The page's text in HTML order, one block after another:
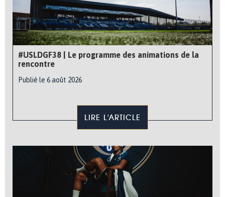
#USLDGF38 | Le programme des animations de la
rencontre
Publié le 6 août 2026
LIRE L'ARTICLE